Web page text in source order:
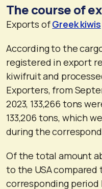
The course of
Exports ofGreek kiwis
According to the
registered in export
kiwifruit and
Exporters, from
2023, 133,266 tons
133,206 tons, which
during the
Of the total amount
to the USA compared
corresponding period